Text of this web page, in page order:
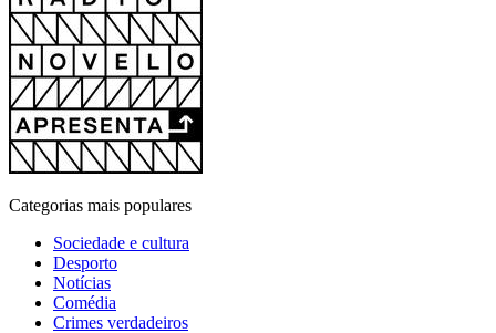
Categorias mais populares
Sociedade e cultura
Desporto
Notícias
Comédia
Crimes verdadeiros